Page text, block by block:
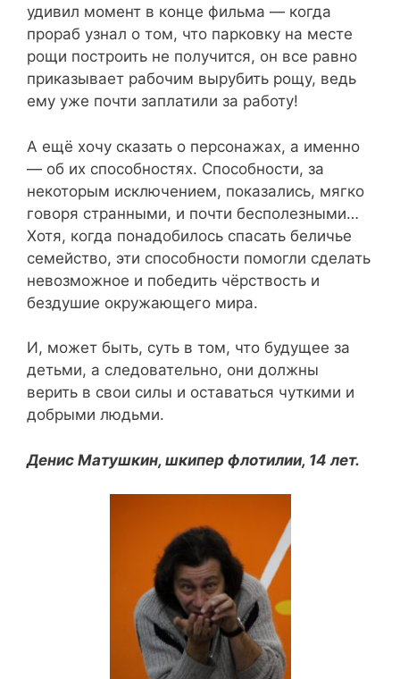
удивил момент в конце фильма — когда
прораб узнал о том, что парковку на месте
рощи построить не получится, он все равно
приказывает рабочим вырубить рощу, ведь
ему уже почти заплатили за работу!
А ещё хочу сказать о персонажах, а именно
— об их способностях. Способности, за
некоторым исключением, показались, мягко
говоря странными, и почти бесполезными…
Хотя, когда понадобилось спасать беличье
семейство, эти способности помогли сделать
невозможное и победить чёрствость и
бездушие окружающего мира.
И, может быть, суть в том, что будущее за
детьми, а следовательно, они должны
верить в свои силы и оставаться чуткими и
добрыми людьми.
Денис Матушкин, шкипер флотилии, 14 лет.